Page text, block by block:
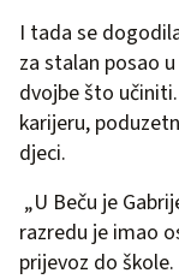
I tada se
za stalan posao
dvojbe što
karijeru,
djeci.
„U Beču je
razredu je imao
prijevoz do